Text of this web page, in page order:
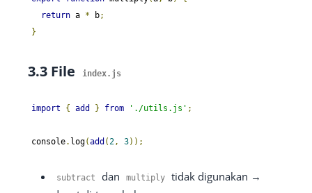
return a * b;
}
3.3 File index. js
import { add } from './utils.js' ;
console. log(add ( 2 , 3));
subtract dan multiply
tidak digunakan →